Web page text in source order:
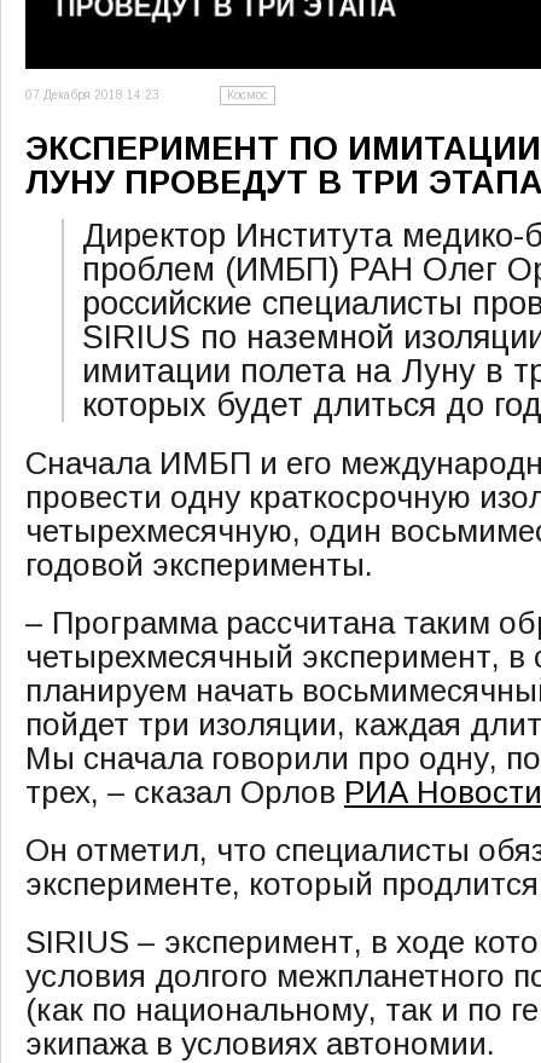
07 Декабря 2018 14:23 Космос
ЭКСПЕРИМЕНТ ПО
ЛУНУ ПРОВЕДУТ В ТРИ
Директор Института медико-
проблем (ИМБП) РАН Олег
российские специалисты
SIRIUS по наземной
имитации полета на Луну в
которых будет длиться до
Сначала ИМБП и его
провести одну краткосрочную
четырехмесячную, один
годовой эксперименты.
– Программа рассчитана таким
четырехмесячный эксперимент,
планируем начать
пойдет три изоляции, каждая
Мы сначала говорили про одну,
трех, – сказал Орлов РИА Новости
Он отметил, что специалисты
эксперименте, который
SIRIUS – эксперимент, в ходе
условия долгого межпланетного
(как по национальному, так и по
экипажа в условиях автономии.